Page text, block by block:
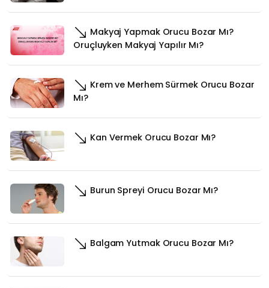
Makyaj Yapmak Orucu Bozar Mı?
Oruçluyken Makyaj Yapılır Mı?
Krem ve Merhem Sürmek Orucu Bozar
Mı?
Kan Vermek Orucu Bozar Mı?
Burun Spreyi Orucu Bozar Mı?
Balgam Yutmak Orucu Bozar Mı?